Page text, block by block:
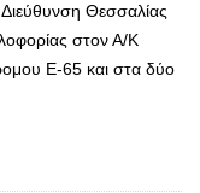
Θεσσαλίας
στον Α/Κ
Ε-65 και στα δύο